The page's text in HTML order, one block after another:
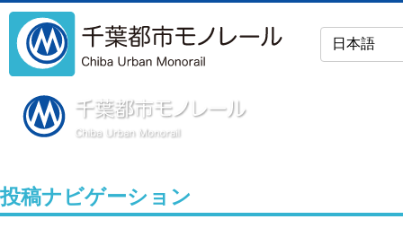
投稿ナビゲーション